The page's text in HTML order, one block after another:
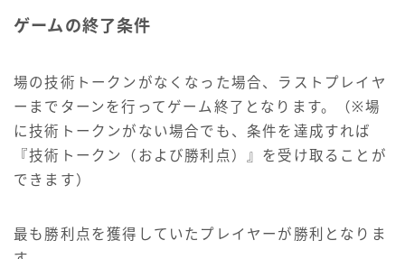
ゲームの終了条件
場の技術トークンがなくなった場合、ラストプレイヤ
ーまでターンを行ってゲーム終了となります。（※場
に技術トークンがない場合でも、条件を達成すれば
『技術トークン（および勝利点）』を受け取ることが
できます）
最も勝利点を獲得していたプレイヤーが勝利となりま